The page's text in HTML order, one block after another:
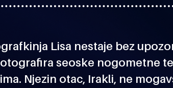
Lisa nestaje bez
seoske nogometne
Njezin otac, Irakli, ne